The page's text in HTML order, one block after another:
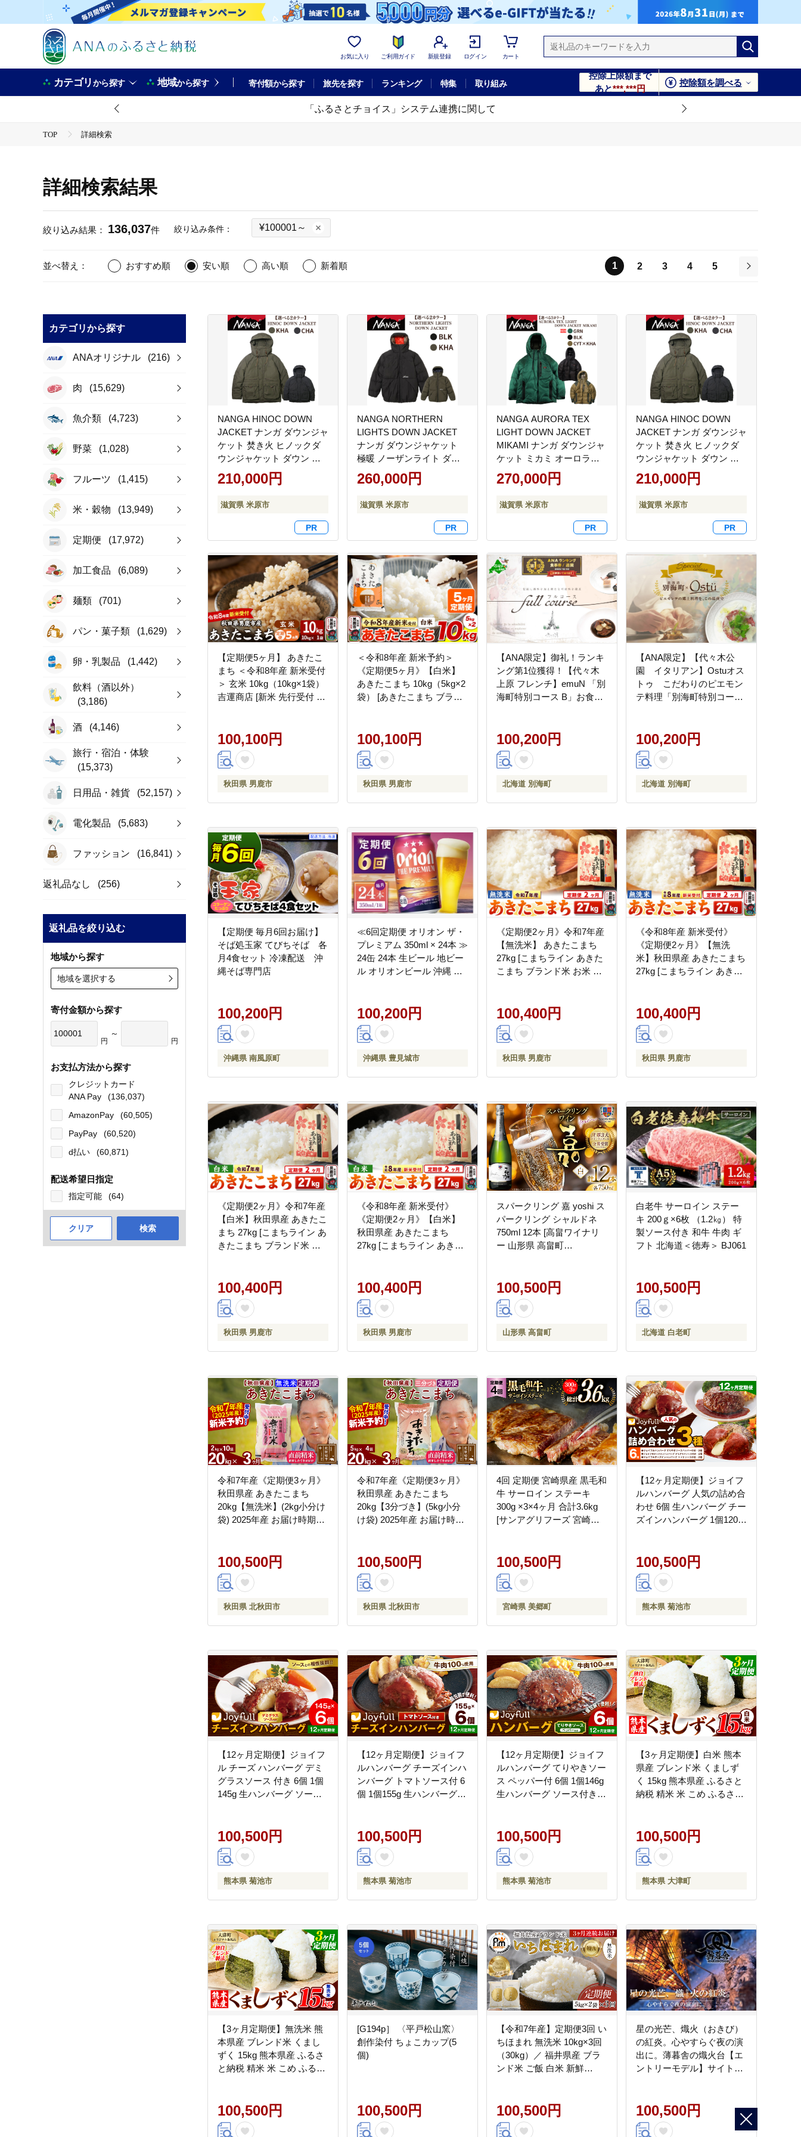
お気に入り ご利用ガイド 新規登録 ログイン カート
カテゴリから探す 地域から探す 寄付額から探す 旅先を探す ランキング 特集 取り組み
控除上限額まで
あと***,***円
控除額を調べる
「ふるさとチョイス」システム連携に関して
TOP 詳細検索
詳細検索結果
絞り込み結果： 136,037件 絞り込み条件： ¥100001～
並べ替え： おすすめ順 安い順 高い順 新着順 1 2 3 4
5
カテゴリから探す
ANAオリジナル (216)
肉 (15,629)
魚介類 (4,723)
野菜 (1,028)
フルーツ (1,415)
米・穀物 (13,949)
定期便 (17,972)
加工食品 (6,089)
麺類 (701)
パン・菓子類 (1,629)
卵・乳製品 (1,442)
飲料（酒以外）
(3,186)
酒 (4,146)
旅行・宿泊・体験
(15,373)
日用品・雑貨 (52,157)
電化製品 (5,683)
ファッション (16,841)
返礼品なし (256)
返礼品を絞り込む
地域から探す
地域を選択する
寄付金額から探す
円
～
円
お支払方法から探す
クレジットカード
ANA Pay
(136,037)
AmazonPay
(60,505)
PayPay
(60,520)
d払い
(60,871)
配送希望日指定
指定可能 (64)
クリア 検索
NANGA HINOC DOWN
JACKET ナンガ ダウンジャ
ケット 焚き火 ヒノックダ
ウンジャケット ダウン ア
ウター ジャケット コート
収納 防寒 難燃 日本製 国産
キャンプ 釣り 高級 チャコ
210,000円
滋賀県 米原市
NANGA NORTHERN
LIGHTS DOWN JACKET
ナンガ ダウンジャケット
極暖 ノーザンライト ダウ
ン アウター コート 上着 保
温 防寒 防風 防水 国産 日本
ア キャンプ 登山 雪国 高級
260,000円
滋賀県 米原市
NANGA AURORA TEX
LIGHT DOWN JACKET
MIKAMI ナンガ ダウンジャ
ケット ミカミ オーロラテ
ックスライト ダウン アウ
ター コート 防寒 防水 透湿
ア 米原市 キャンプ 上着 高
270,000円
滋賀県 米原市
NANGA HINOC DOWN
JACKET ナンガ ダウンジャ
ケット 焚き火 ヒノックダ
ウンジャケット ダウン ア
ウター ジャケット コート
収納 防寒 難燃 日本製 国産
キャンプ 釣り 高級 カーキL
210,000円
滋賀県 米原市
【定期便5ヶ月】 あきたこ
まち ＜令和8年産 新米受付
＞ 玄米 10kg（10kg×1袋）
吉運商店 [新米 先行受付 米
100,100円
秋田県 男鹿市
＜令和8年産 新米予約＞
《定期便5ヶ月》【白米】
あきたこまち 10kg（5kg×2
袋） [あきたこまち ブラン
100,100円
秋田県 男鹿市
【ANA限定】御礼！ランキ
ング第1位獲得！【代々木
上原 フレンチ】emuN 「別
海町特別コース B」お食事
100,200円
北海道 別海町
【ANA限定】【代々木公
園 イタリアン】Ostuオス
トゥ こだわりのピエモン
テ料理「別海町特別コー
100,200円
北海道 別海町
【定期便 毎月6回お届け】
そば処玉家 てびちそば 各
月4食セット 冷凍配送 沖
縄そば専門店
100,200円
沖縄県 南風原町
≪6回定期便 オリオン ザ・
プレミアム 350ml × 24本 ≫
24缶 24本 生ビール 地ビー
ル オリオンビール 沖縄 豊
レゼント おすすめ お酒 宅
飲み 送料無料(DQ028)
100,200円
沖縄県 豊見城市
《定期便2ヶ月》令和7年産
【無洗米】 あきたこまち
27kg [こまちライン あきた
こまち ブランド米 お米 白
100,400円
秋田県 男鹿市
《令和8年産 新米受付》
《定期便2ヶ月》【無洗
米】秋田県産 あきたこまち
27kg [こまちライン あきた
田 秋田県産 新米 先行受付]
100,400円
秋田県 男鹿市
《定期便2ヶ月》令和7年産
【白米】秋田県産 あきたこ
まち 27kg [こまちライン あ
きたこまち ブランド米 お
100,400円
秋田県 男鹿市
《令和8年産 新米受付》
《定期便2ヶ月》【白米】
秋田県産 あきたこまち
27kg [こまちライン あきた
県産 新米 先行受付]
100,400円
秋田県 男鹿市
スパークリング 嘉 yoshi ス
パークリング シャルドネ
750ml 12本 [高畠ワイナリ
ー 山形県 高畠町
100,500円
山形県 高畠町
白老牛 サーロイン ステー
キ 200ｇ×6枚 （1.2㎏） 特
製ソース付き 和牛 牛肉 ギ
フト 北海道＜徳寿＞ BJ061
100,500円
北海道 白老町
令和7年産《定期便3ヶ月》
秋田県産 あきたこまち
20kg【無洗米】(2kg小分け
袋) 2025年産 お届け時期選
り [おおもり 秋田 お米 あき
たこまち 米どころ 東北 北
秋田市 定期便 毎月お届け]
100,500円
秋田県 北秋田市
令和7年産《定期便3ヶ月》
秋田県産 あきたこまち
20kg【3分づき】(5kg小分
け袋) 2025年産 お届け時期
り [おおもり 秋田 お米 あき
たこまち 米どころ 東北 北
秋田市 定期便 毎月お届け]
100,500円
秋田県 北秋田市
4回 定期便 宮崎県産 黒毛和
牛 サーロイン ステーキ
300g ×3×4ヶ月 合計3.6kg
[サンアグリフーズ 宮崎県
り BBQ バーベキュー キャ
ンプ 真空包装 スペース 収
納 サシ がっつり 脂
100,500円
宮崎県 美郷町
【12ヶ月定期便】ジョイフ
ルハンバーグ 人気の詰め合
わせ 6個 生ハンバーグ チー
ズインハンバーグ 1個120g
くだけ ハンバーグ 惣菜 お
かず 冷凍 送料無料《お申
込みの翌月出荷予定》--
100,500円
熊本県 菊池市
【12ヶ月定期便】ジョイフ
ル チーズ ハンバーグ デミ
グラスソース 付き 6個 1個
145g 生ハンバーグ ソース
ず 冷凍 送料無料《お申込
みの翌月出荷予定》---077-
3023---
100,500円
熊本県 菊池市
【12ヶ月定期便】ジョイフ
ルハンバーグ チーズインハ
ンバーグ トマトソース付 6
個 1個155g 生ハンバーグ
菜 おかず 冷凍 送料無料
《お申込みの翌月出荷予
定》---077-3032---
100,500円
熊本県 菊池市
【12ヶ月定期便】ジョイフ
ルハンバーグ てりやきソー
ス ペッパー付 6個 1個146g
生ハンバーグ ソース付き
凍 送料無料《お申込みの翌
月出荷予定》---077-3041---
100,500円
熊本県 菊池市
【3ヶ月定期便】白米 熊本
県産 ブレンド米 くましず
く 15kg 熊本県産 ふるさと
納税 精米 米 こめ ふるさと
--oz_lcl_259_mo3_tei---
100,500円
熊本県 大津町
【3ヶ月定期便】無洗米 熊
本県産 ブレンド米 くまし
ずく 15kg 熊本県産 ふるさ
と納税 精米 米 こめ ふるさ
荷》---oz_lcl_271_mo3_tei--
-
100,500円
[G194p］ 〈平戸松山窯〉
創作染付 ちょこカップ(5
個)
100,500円
【令和7年産】定期便3回 い
ちほまれ 無洗米 10kg×3回
（30kg）／ 福井県産 ブラ
ンド米 ご飯 白米 新鮮
100,500円
星の光芒、熾火（おきび）
の紅炎。心やすらぐ夜の演
出に。薄暮舎の熾火台【エ
ントリーモデル】サイトウ
100,500円